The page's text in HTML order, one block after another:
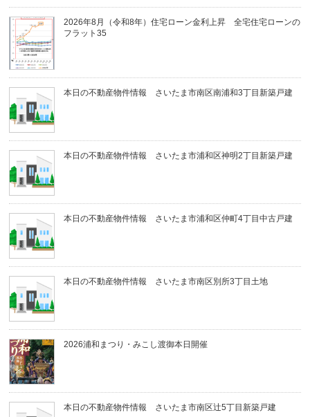
2026年8月（令和8年）住宅ローン金利上昇 全宅住宅ローンの
フラット35
本日の不動産物件情報 さいたま市南区南浦和3丁目新築戸建
本日の不動産物件情報 さいたま市浦和区神明2丁目新築戸建
本日の不動産物件情報 さいたま市浦和区仲町4丁目中古戸建
本日の不動産物件情報 さいたま市南区別所3丁目土地
2026浦和まつり・みこし渡御本日開催
本日の不動産物件情報 さいたま市南区辻5丁目新築戸建